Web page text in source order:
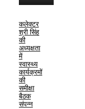
कलेक्टर
श्री सिंह
की
अध्यक्षता
में
स्वास्थ्य
कार्यक्रमों
की
समीक्षा
बैठक
संपन्न